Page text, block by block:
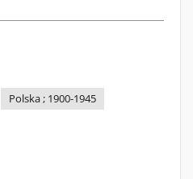
Polska ; 1900-1945